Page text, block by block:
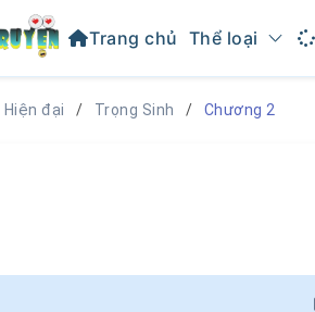
Trang chủ Thể loại
Hiện đại Trọng Sinh Chương 2